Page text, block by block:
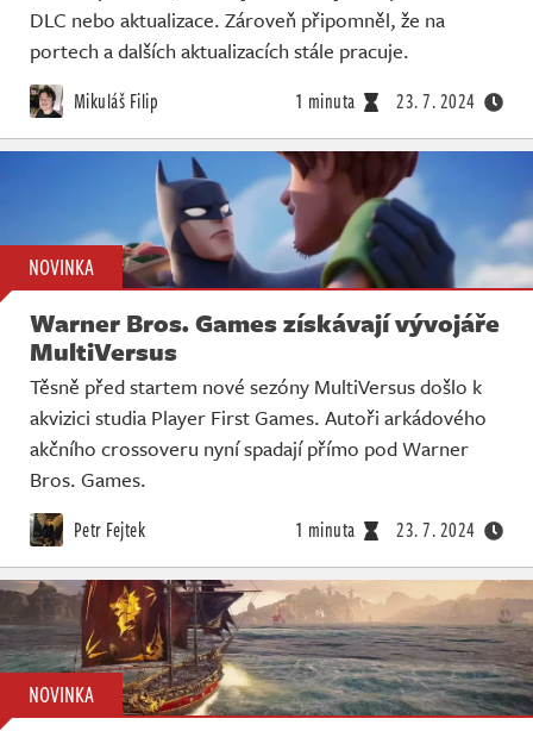
DLC nebo aktualizace. Zároveň připomněl, že na
portech a dalších aktualizacích stále pracuje.
Mikuláš Filip 1 minuta 23. 7. 2024
NOVINKA
Warner Bros. Games získávají vývojáře
MultiVersus
Těsně před startem nové sezóny MultiVersus došlo k
akvizici studia Player First Games. Autoři arkádového
akčního crossoveru nyní spadají přímo pod Warner
Bros. Games.
Petr Fejtek 1 minuta 23. 7. 2024
NOVINKA